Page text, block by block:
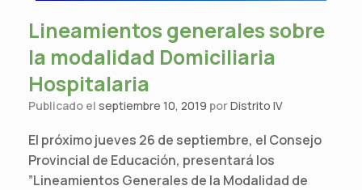
Lineamientos generales sobre
la modalidad Domiciliaria
Hospitalaria
Publicado el septiembre 10, 2019 porDistrito IV
El próximo jueves 26 de septiembre, el Consejo
Provincial de Educación, presentará los
”Lineamientos Generales de la Modalidad de